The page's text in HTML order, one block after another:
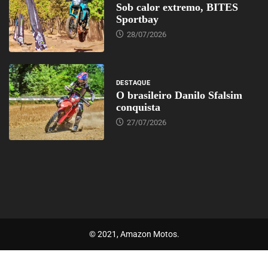
Sob calor extremo, BITES
Sportbay
28/07/2026
DESTAQUE
O brasileiro Danilo Sfalsim
conquista
27/07/2026
© 2021, Amazon Motos.